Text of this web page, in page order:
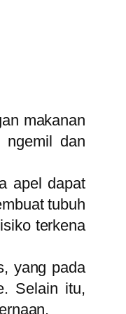
makanan
ngemil dan
apel dapat
tubuh
terkena
yang pada
Selain itu,